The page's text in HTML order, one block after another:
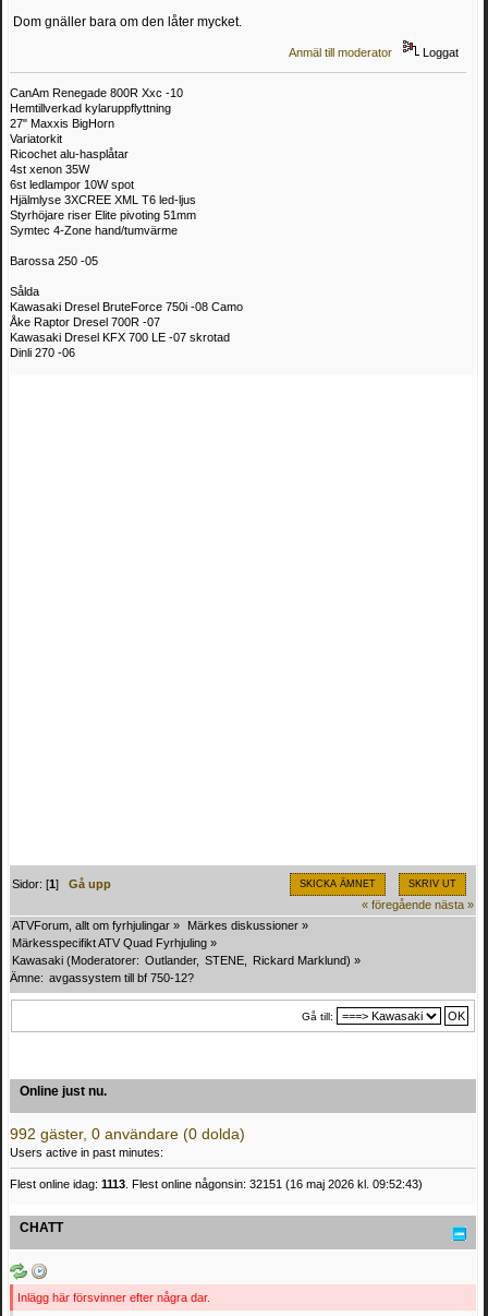
Dom gnäller bara om den låter mycket.
Anmäl till moderator Loggat
CanAm Renegade 800R Xxc -10
Hemtillverkad kylaruppflyttning
27" Maxxis BigHorn
Variatorkit
Ricochet alu-hasplåtar
4st xenon 35W
6st ledlampor 10W spot
Hjälmlyse 3XCREE XML T6 led-ljus
Styrhöjare riser Elite pivoting 51mm
Symtec 4-Zone hand/tumvärme
Barossa 250 -05
Sålda
Kawasaki Dresel BruteForce 750i -08 Camo
Åke Raptor Dresel 700R -07
Kawasaki Dresel KFX 700 LE -07 skrotad
Dinli 270 -06
SKICKA ÄMNET SKRIV UT
Sidor: [1]Gå upp
« föregående nästa »
ATVForum, allt om fyrhjulingar » Märkes diskussioner »
Märkesspecifikt ATV Quad Fyrhjuling »
Kawasaki (Moderatorer: Outlander, STENE Rickard Marklund) »
Ämne: avgassystem till bf 750-12?
Gå till:
Online just nu.
992 gäster, 0 användare (0 dolda)
Users active in past minutes:
Flest online idag: 1113. Flest online någonsin: 32151 (16 maj 2026 kl. 09:52:43)
CHATT
Inlägg här försvinner efter några dar.